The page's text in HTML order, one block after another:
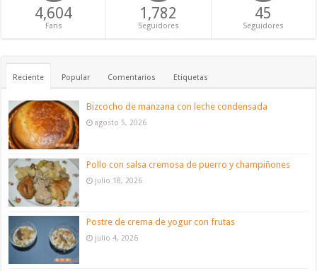
4,604
Fans
1,782
Seguidores
45
Seguidores
Reciente Popular Comentarios Etiquetas
Bizcocho de manzana con leche condensada
agosto 5, 2026
Pollo con salsa cremosa de puerro y champiñones
julio 18, 2026
Postre de crema de yogur con frutas
julio 4, 2026